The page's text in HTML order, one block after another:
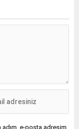
adım, e-posta adresim